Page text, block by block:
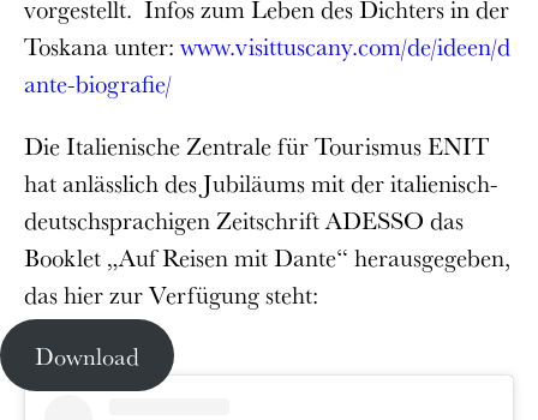
vorgestellt. Infos zum Leben des Dichters in der
Toskana unter: www.visittuscany.com/de/ideen/d
ante-biografie/
Die Italienische Zentrale für Tourismus ENIT
hat anlässlich des Jubiläums mit der italienisch-
deutschsprachigen Zeitschrift ADESSO das
Booklet „Auf Reisen mit Dante“ herausgegeben,
das hier zur Verfügung steht:
Download